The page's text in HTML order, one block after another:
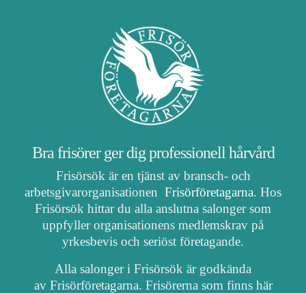
Bra frisörer ger dig professionell hårvård
Frisörsök är en tjänst av bransch- och
arbetsgivarorganisationen Frisörföretagarna. Hos
Frisörsök hittar du alla anslutna salonger som
uppfyller organisationens medlemskrav på
yrkesbevis och seriöst företagande.
Alla salonger i Frisörsök är godkända
av Frisörföretagarna. Frisörerna som finns här